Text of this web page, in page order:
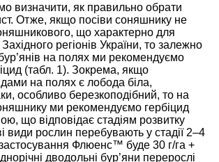
визначити, як правильно обрати
Отже, якщо посіви соняшнику не
що характерно для
регіонів України, то залежно
на полях ми рекомендуємо
(табл. 1). Зокрема, якщо
на полях є лобода біла,
особливо березкоподібний, то на
ми рекомендуємо гербіцид
що відповідає стадіям розвитку
види рослин перебувають у стадії 2–4
Флюенс™ буде 30 г/га +
дводольні бур’яни перерослі